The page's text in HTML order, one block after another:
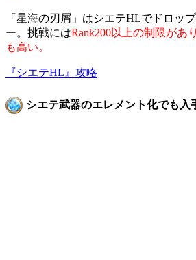
「星海の刃屑」はシエテHLでドロッ
ー。挑戦にはRank200以上の制限があ
も高い。
『シエテHL』攻略
シエテ武器のエレメント化でも入